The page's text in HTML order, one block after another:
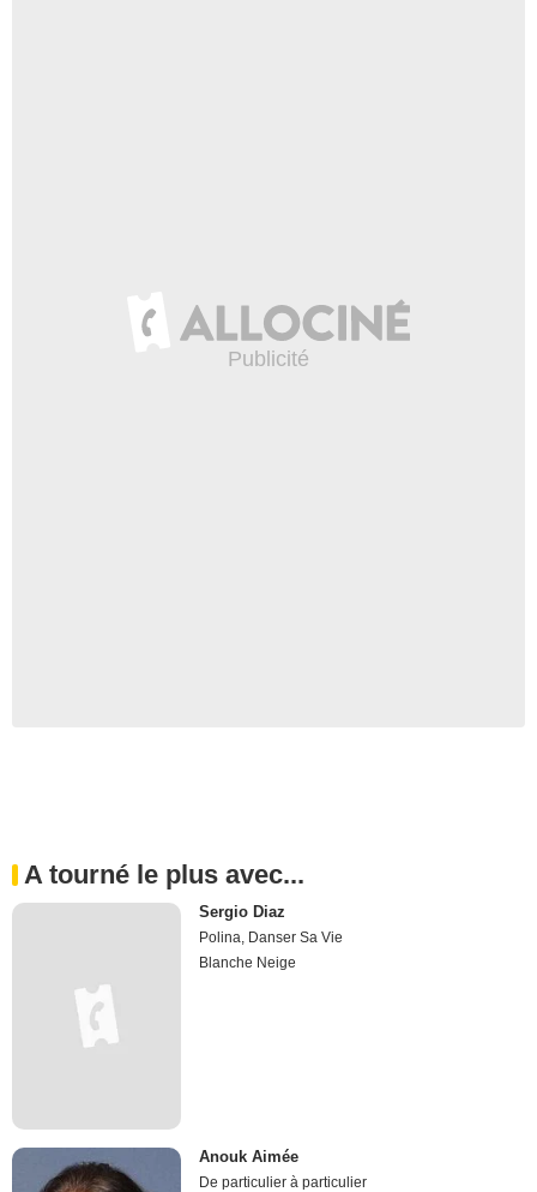
A tourné le plus avec...
Sergio Diaz
Polina, Danser Sa Vie
Blanche Neige
Anouk Aimée
De particulier à particulier